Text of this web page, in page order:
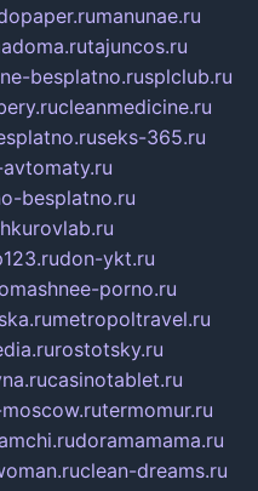
manunae.ru
tajuncos.ru
besplatno.rusplclub.ru
cleanmedicine.ru
seks-365.ru
besplatno.ru
don-ykt.ru
porno.ru
metropoltravel.ru
rostotsky.ru
casinotablet.ru
termomur.ru
doramamama.ru
clean-dreams.ru